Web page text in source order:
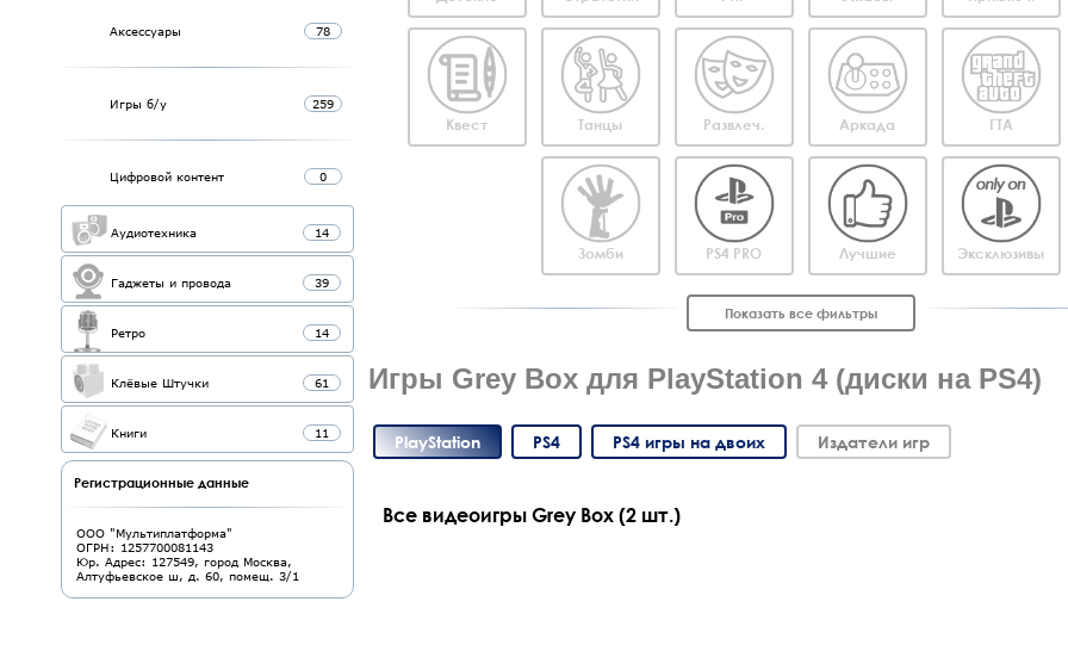
Аксессуары 78
Игры б/у 259
Цифровой контент 0
Аудиотехника 14
Гаджеты и провода 39
Ретро 14
Клёвые Штучки 61
Книги 11
Регистрационные данные
ООО "Мультиплатформа"
ОГРН: 1257700081143
Юр. Адрес: 127549, город Москва,
Алтуфьевское ш, д. 60, помещ. 3/1
Квест Танцы Развлеч. Аркада ГТА
Зомби PS4 PRO Лучшие Эксклюзивы
Показать все фильтры
Игры Grey Box для PlayStation 4 (диски на PS4)
PlayStation PS4 PS4 игры на двоих Издатели игр
Все видеоигры Grey Box (2 шт.)